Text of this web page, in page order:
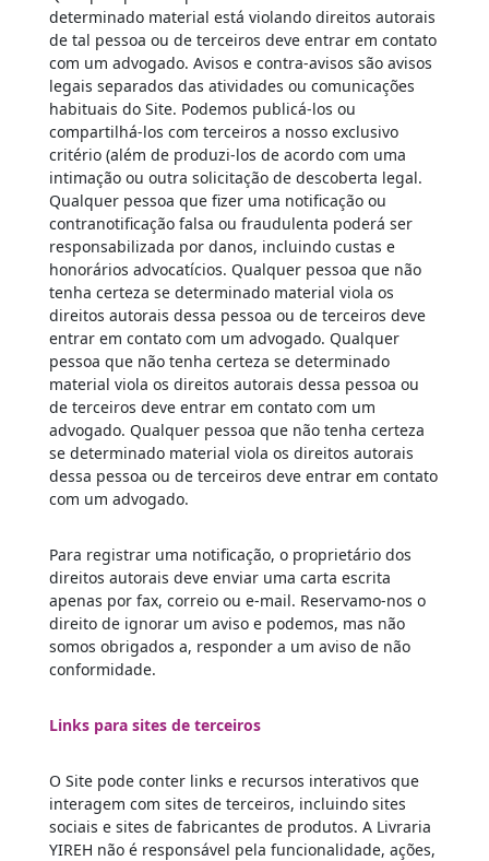
determinado material está violando direitos autorais
de tal pessoa ou de terceiros deve entrar em contato
com um advogado. Avisos e contra-avisos são avisos
legais separados das atividades ou comunicações
habituais do Site. Podemos publicá-los ou
compartilhá-los com terceiros a nosso exclusivo
critério (além de produzi-los de acordo com uma
intimação ou outra solicitação de descoberta legal.
Qualquer pessoa que fizer uma notificação ou
contranotificação falsa ou fraudulenta poderá ser
responsabilizada por danos, incluindo custas e
honorários advocatícios. Qualquer pessoa que não
tenha certeza se determinado material viola os
direitos autorais dessa pessoa ou de terceiros deve
entrar em contato com um advogado. Qualquer
pessoa que não tenha certeza se determinado
material viola os direitos autorais dessa pessoa ou
de terceiros deve entrar em contato com um
advogado. Qualquer pessoa que não tenha certeza
se determinado material viola os direitos autorais
dessa pessoa ou de terceiros deve entrar em contato
com um advogado.
Para registrar uma notificação, o proprietário dos
direitos autorais deve enviar uma carta escrita
apenas por fax, correio ou e-mail. Reservamo-nos o
direito de ignorar um aviso e podemos, mas não
somos obrigados a, responder a um aviso de não
conformidade.
Links para sites de terceiros
O Site pode conter links e recursos interativos que
interagem com sites de terceiros, incluindo sites
sociais e sites de fabricantes de produtos. A Livraria
YIREH não é responsável pela funcionalidade, ações,